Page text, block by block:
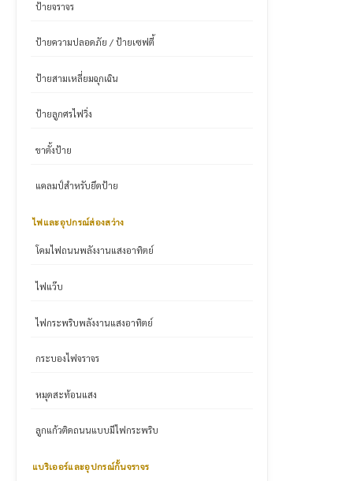
ป้ายจราจร
ป้ายความปลอดภัย / ป้ายเซฟตี้
ป้ายสามเหลี่ยมฉุกเฉิน
ป้ายลูกศรไฟวิ่ง
ขาตั้งป้าย
แคลมป์สำหรับยึดป้าย
ไฟและอุปกรณ์ส่องสว่าง
โคมไฟถนนพลังงานแสงอาทิตย์
ไฟแว๊บ
ไฟกระพริบพลังงานแสงอาทิตย์
กระบองไฟจราจร
หมุดสะท้อนแสง
ลูกแก้วติดถนนแบบมีไฟกระพริบ
แบริเออร์และอุปกรณ์กั้นจราจร